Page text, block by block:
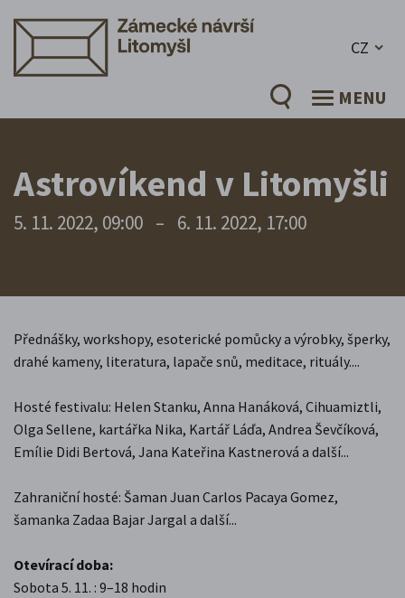
CZ
MENU
Astrovíkend v Litomyšli
5. 11. 2022, 09:00 – 6. 11. 2022, 17:00
Přednášky, workshopy, esoterické pomůcky a výrobky, šperky,
drahé kameny, literatura, lapače snů, meditace, rituály....
Hosté festivalu: Helen Stanku, Anna Hanáková, Cihuamiztli,
Olga Sellene, kartářka Nika, Kartář Láďa, Andrea Ševčíková,
Emílie Didi Bertová, Jana Kateřina Kastnerová a další...
Zahraniční hosté: Šaman Juan Carlos Pacaya Gomez,
šamanka Zadaa Bajar Jargal a další...
Otevírací doba:
Sobota 5. 11. : 9–18 hodin